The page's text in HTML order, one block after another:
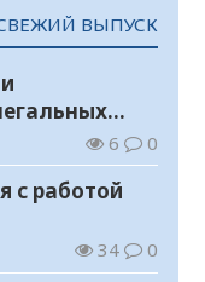
ВЫПУСК
6 0
с работой
34 0